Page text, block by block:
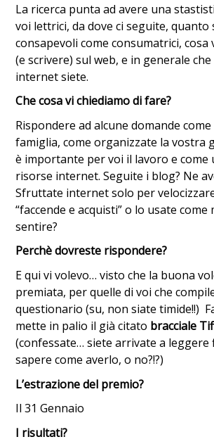
La ricerca punta ad avere una
voi lettrici, da dove ci seguite, quanto
consapevoli come consumatrici, cosa
(e scrivere) sul web, e in generale
internet siete.
Che cosa vi chiediamo di fare?
Rispondere ad alcune domande
famiglia, come organizzate la vostra
è importante per voi il lavoro e come
risorse internet. Seguite i blog? Ne
Sfruttate internet solo per
“faccende e acquisti” o lo usate
sentire?
Perchè dovreste rispondere?
E qui vi volevo… visto che la buona
premiata, per quelle di voi che
questionario (su, non siate timide!!)
mette in palio il già citato bracciale
(confessate… siete arrivate a leggere
sapere come averlo, o no?!?)
L’estrazione del premio?
Il 31 Gennaio
I risultati?